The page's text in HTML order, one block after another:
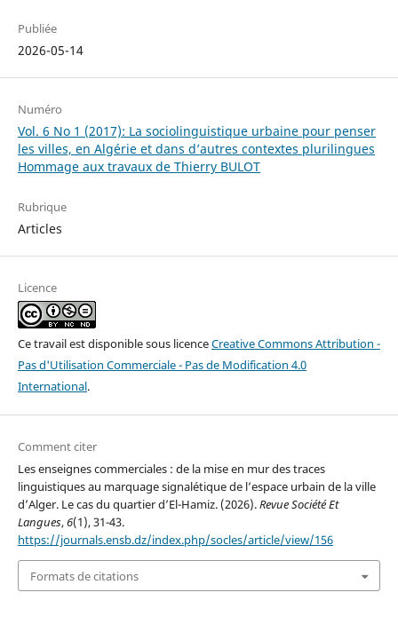
Publiée
2026-05-14
Numéro
Vol. 6 No 1 (2017): La sociolinguistique urbaine pour penser
les villes, en Algérie et dans d’autres contextes plurilingues
Hommage aux travaux de Thierry BULOT
Rubrique
Articles
Licence
Ce travail est disponible sous licenceCreative Commons Attribution -
Pas d'Utilisation Commerciale - Pas de Modification 4.0
International.
Comment citer
Les enseignes commerciales : de la mise en mur des traces
linguistiques au marquage signalétique de l’espace urbain de la ville
d’Alger. Le cas du quartier d’El-Hamiz. (2026).Revue Société Et
Langues,6(1), 31-43.
https://journals.ensb.dz/index.php/socles/article/view/156
Formats de citations